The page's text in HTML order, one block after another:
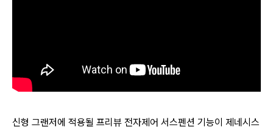
신형 그랜저에 적용될 프리뷰 전자제어 서스펜션 기능이 제네시스